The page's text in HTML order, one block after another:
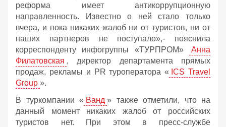
реформа имеет антикоррупционную
направленность. Известно о ней стало только
вчера, и пока никаких жалоб ни от туристов, ни от
наших партнеров не поступало»,- пояснила
корреспонденту инфогруппы «ТУРПРОМ»
Анна
Филатовская , директор департамента прямых
продаж, рекламы и PR туроператора « ICS Travel
Group ».
В туркомпании « Ванд » также отметили, что на
данный момент никаких жалоб от российских
туристов нет. При этом в пресс-службе